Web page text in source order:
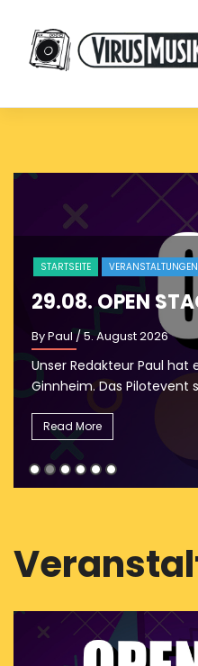
content
der Backstreet Bar,